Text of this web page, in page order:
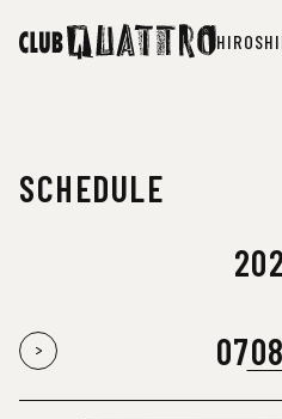
SCHEDULE
0708